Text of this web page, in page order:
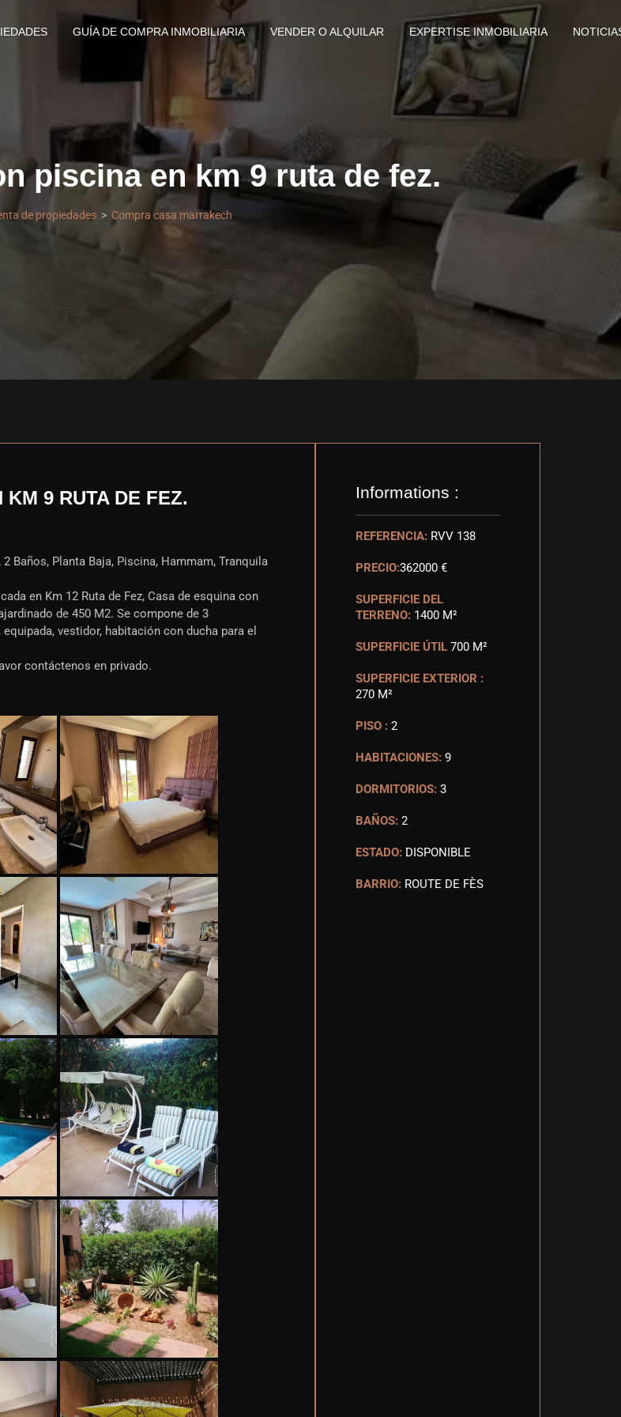
GUÍA DE COMPRA INMOBILIARIA VENDER O ALQUILAR EXPERTISE INMOBILIARIA
piscina en km 9 ruta de fez.
de propiedades Compra casa marrakech
9 RUTA DE FEZ.
Baños, Planta Baja, Piscina, Hammam, Tranquila
en Km 12 Ruta de Fez, Casa de esquina con
de 450 M2. Se compone de 3
vestidor, habitación con ducha para el
contáctenos en privado.
Informations :
REFERENCIA: RVV 138
PRECIO:362000 €
SUPERFICIE DEL
TERRENO: 1400 M²
SUPERFICIE ÚTIL 700 M²
SUPERFICIE EXTERIOR :
270 M²
PISO : 2
HABITACIONES: 9
DORMITORIOS: 3
BAÑOS: 2
ESTADO: DISPONIBLE
BARRIO: ROUTE DE FÈS